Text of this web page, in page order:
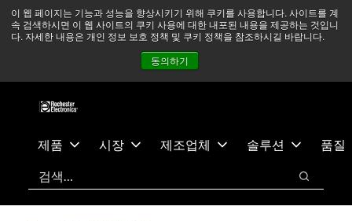
이 웹 페이지는 기능과 성능을 향상시키기 위해 쿠키를 사용합니다. 사이트를 계
속 검색하시면 이 웹 사이트의 쿠키 사용에 대한 내포된 내용을 제공하는 것입니
다. 자세한 내용은 개인 정보 보호 정책 및 쿠키 정책을 참조하시길 바랍니다.
동의하기
츠
건
중동 지역 상황을 지속적으로 주시하고 있으며, 모든 서비스는
정상적으로 운영되고 있습니다. 더 읽어보기 →
뉴스
문의하기
제품 시장 제조업체 솔루션
품질
검색
검색